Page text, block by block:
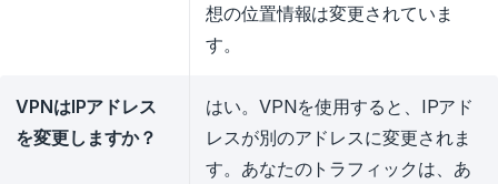
想の位置情報は変更されていま
す。
VPNはIPアドレス
を変更しますか？
はい。VPNを使用すると、IPアド
レスが別のアドレスに変更されま
す。あなたのトラフィックは、あ